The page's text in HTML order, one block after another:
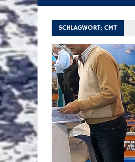
SCHLAGWORT: CMT